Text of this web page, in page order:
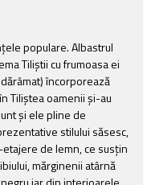
populare. Albastrul
Tiliştii cu frumoasa ei
încorporează
Tiliştea oamenii şi-au
şi ele pline de
stilului săsesc,
de lemn, ce susţin
mărginenii atârnă